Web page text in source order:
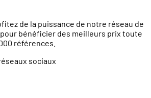
de la puissance de notre réseau de
pour bénéficier des meilleurs prix toute
références.
sociaux